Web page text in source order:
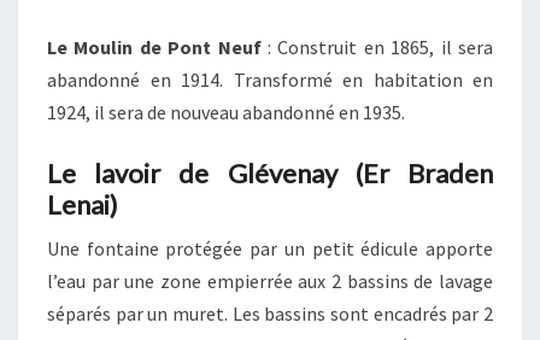
Le Moulin de Pont Neuf: Construit en 1865, il sera
abandonné en 1914. Transformé en habitation en
1924, il sera de nouveau abandonné en 1935.
Le lavoir de Glévenay (Er Braden
Lenai)
Une fontaine protégée par un petit édicule apporte
l’eau par une zone empierrée aux 2 bassins de lavage
séparés par un muret. Les bassins sont encadrés par 2